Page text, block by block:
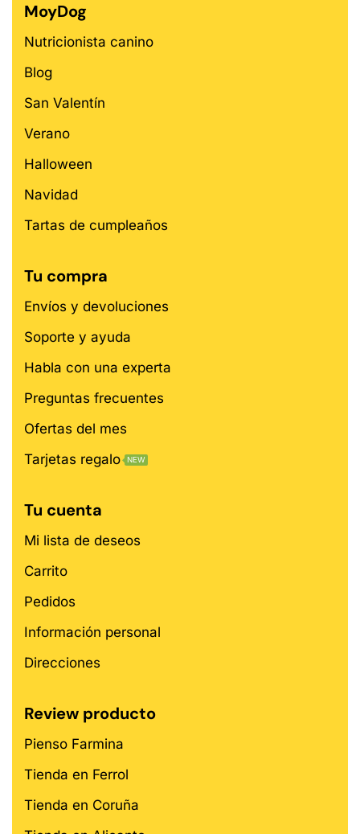
MoyDog
Nutricionista canino
Blog
San Valentín
Verano
Halloween
Navidad
Tartas de cumpleaños
Tu compra
Envíos y devoluciones
Soporte y ayuda
Habla con una experta
Preguntas frecuentes
Ofertas del mes
Tarjetas regalo
NEW
Tu cuenta
Mi lista de deseos
Carrito
Pedidos
Información personal
Direcciones
Review producto
Pienso Farmina
Tienda en Ferrol
Tienda en Coruña